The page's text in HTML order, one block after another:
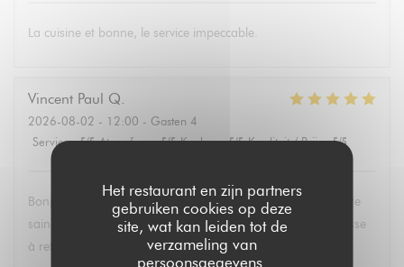
Het restaurant en zijn partners
gebruiken cookies op deze
site, wat kan leiden tot de
verzameling van
persoonsgegevens.
La cuisine et bonne, le service impeccable.
Vincent Paul Q
2026-08-02 - 12:00 - Gasten 4
Service: 5/5 Atmosfeer: 5/5 Keuken: 5/5 Kwaliteit / Prijs: 5/5
Bonjour , super service et mets délicieux. Un belle découverte
saine et équilibrée pas évident à trouver partout. Une adresse
à retenir .Merci.